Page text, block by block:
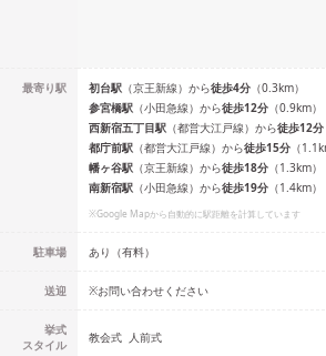
最寄り駅 初台駅 （京王新線） から徒歩4分 （0.3km）
参宮橋駅 （小田急線） から徒歩12分 （0.9km）
西新宿五丁目駅 （都営大江戸線） から徒歩12分
都庁前駅 （都営大江戸線） から徒歩15分 （1.1
幡ヶ谷駅 （京王新線） から徒歩18分 （1.3km）
南新宿駅 （小田急線） から徒歩19分 （1.4km）
※Google Mapから自動的に駅距離を計算しています
駐車場 あり（有料）
送迎 ※お問い合わせください
挙式
スタイル
教会式 人前式